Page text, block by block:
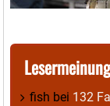
Lesermeinung
fish bei 132